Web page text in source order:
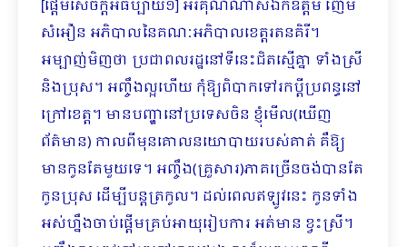
[ផ្ដើមសេចក្តីអធិប្បាយ១] អរគុណណាស់ឯកឧត្តម ញ៉ែម
សំអឿន អភិបាលនៃគណៈអភិបាលខេត្តរតនគិរី។
អម្បាញ់មិញថា ប្រជាពលរដ្ឋនៅទីនេះជិតស្មើគ្នា ទាំងស្រី
និងប្រុស។ អញ្ចឹងល្អហើយ កុំឱ្យពិបាកទៅរកប្ដីប្រពន្ធនៅ
ក្រៅខេត្ត។ មានបញ្ហានៅប្រទេសចិន ខ្ញុំមើល(ឃើញ
ព័ត៌មាន) កាលពីមុនគោលនយោបាយរបស់គាត់ គឺឱ្យ
មានកូនតែមួយទេ។ អញ្ចឹង(គ្រួសារ)ភាគច្រើនចង់បានតែ
កូនប្រុស ដើម្បីបន្តត្រកូល។ ដល់ពេលឥឡូវនេះ កូនទាំង
អស់ហ្នឹងចាប់ផ្ដើមគ្រប់អាយុរៀបការ អត់មាន ខ្វះស្រី។